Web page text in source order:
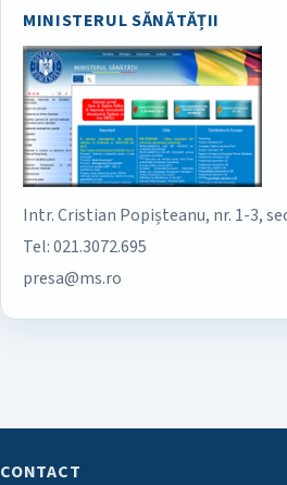
MINISTERUL SĂNĂTĂȚII
Intr. Cristian Popișteanu, nr. 1-3,
Tel: 021.3072.695
presa@ms.ro
CONTACT